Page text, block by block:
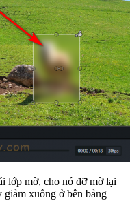
lớp mờ, cho nó đỡ mờ lại
xuống ở bên bảng